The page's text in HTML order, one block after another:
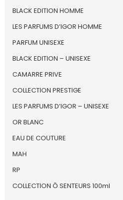
BLACK EDITION HOMME
LES PARFUMS D’IGOR HOMME
PARFUM UNISEXE
BLACK EDITION – UNISEXE
CAMARRE PRIVE
COLLECTION PRESTIGE
LES PARFUMS D’IGOR – UNISEXE
OR BLANC
EAU DE COUTURE
MAH
RP
COLLECTION Ô SENTEURS 100ml